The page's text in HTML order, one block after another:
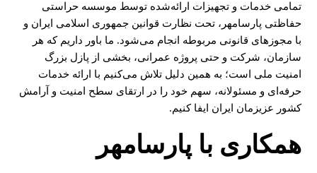
تمامی خدمات و تجهیزات ارائه‌شده توسط موسسه حراستی
حفاظتی پارسامهر، تحت نظارت قوانین جمهوری اسلامی ایران و
با مجوزهای قانونی مربوطه انجام می‌شود. ما باور داریم که هر
سازمان، شرکت و حتی پروژه عمرانی، بخشی از پازل بزرگ
امنیت ملی است؛ به همین دلیل تلاش می‌کنیم با ارائه خدمات
حرفه‌ای و مسئولانه، سهم خود را در ارتقای سطح امنیت و آرامش
کشور عزیزمان ایران ایفا کنیم.
همکاری با پارسامهر